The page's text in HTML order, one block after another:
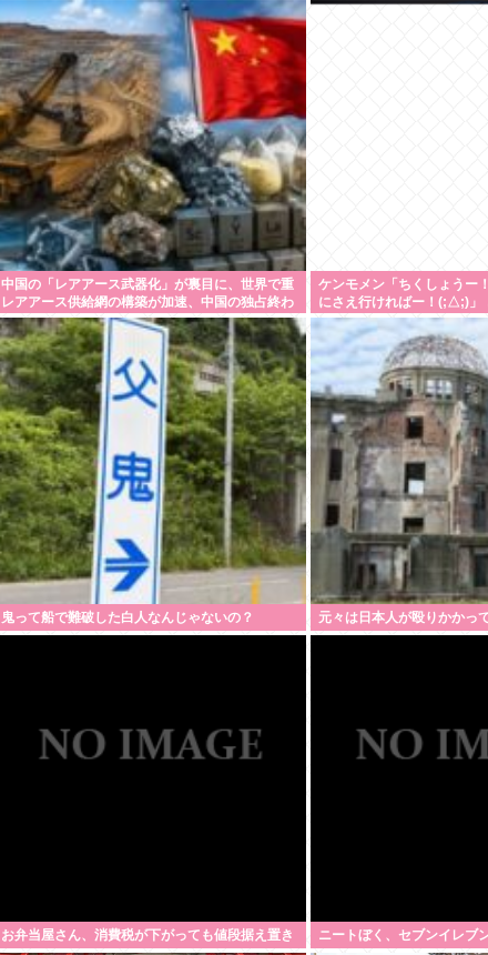
中国の「レアアース武器化」が裏目に、世界で重
レアアース供給網の構築が加速、中国の独占終わ
る、
ケンモメン「ちくしょうー
にさえ行ければー！(;△;)」
鬼って船で難破した白人なんじゃないの？ 元々は日本人が殴りかかっ
お弁当屋さん、消費税が下がっても値段据え置き ニートぼく、セブンイレブ